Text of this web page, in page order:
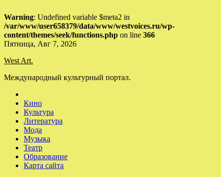
Warning: Undefined variable $meta2 in
/var/www/user658379/data/www/westvoices.ru/wp-
content/themes/seek/functions.php on line 366
Skip
content
Пятница, Авг 7, 2026
West Art.
Международный культурный портал.
Кино
Культура
Литература
Мода
Музыка
Театр
Образование
Карта сайта